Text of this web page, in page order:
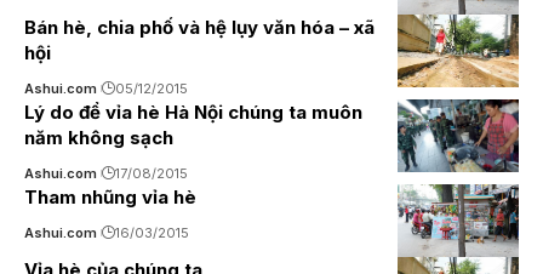
Bán hè, chia phố và hệ lụy văn hóa – xã
hội
Ashui.com 05/12/2015
Lý do để vỉa hè Hà Nội chúng ta muôn
năm không sạch
Ashui.com 17/08/2015
Tham nhũng vỉa hè
Ashui.com 16/03/2015